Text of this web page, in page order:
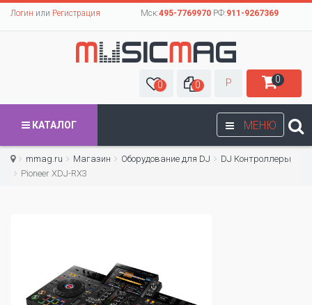
Логин или Регистрация Мск:495-7769970РФ:911-9267369
0 0 Р 0
МЕНЮ
КАТАЛОГ
mmag.ru Магазин Оборудование для DJ
DJ Контроллеры
Pioneer XDJ-RX3